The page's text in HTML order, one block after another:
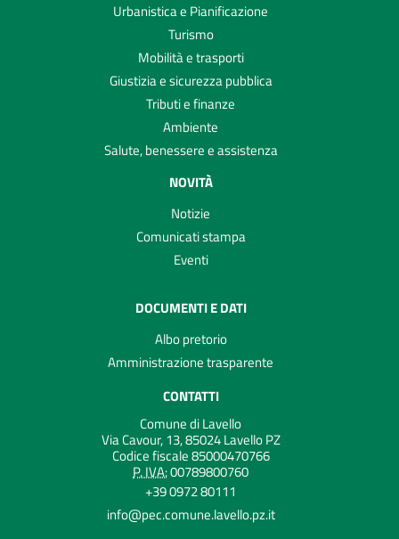
Urbanistica e Pianificazione
Turismo
Mobilità e trasporti
Giustizia e sicurezza pubblica
Tributi e finanze
Ambiente
Salute, benessere e assistenza
NOVITÀ
Notizie
Comunicati stampa
Eventi
DOCUMENTI E DATI
Albo pretorio
Amministrazione trasparente
CONTATTI
Comune di Lavello
Via Cavour, 13, 85024 Lavello PZ
Codice fiscale 85000470766
P. IVA:00789800760
+39 0972 80111
info@pec.comune.lavello.pz.it